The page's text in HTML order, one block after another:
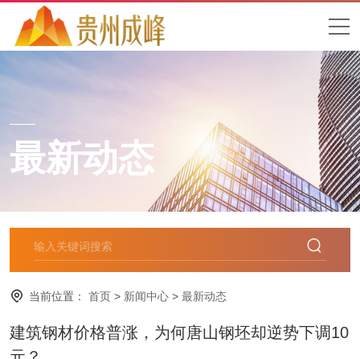
最新动态
当前位置： 首页 > 新闻中心 > 最新动态
建筑钢材价格普涨，为何唐山钢坯却逆势下调10